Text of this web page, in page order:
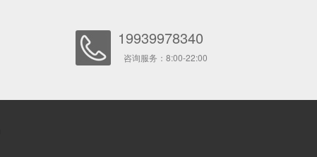
19939978340
咨询服务：8:00-22:00